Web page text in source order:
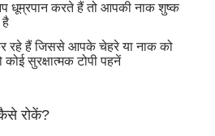
धूम्रपान करते हैं तो आपकी नाक शुष्क
है
रहे हैं जिससे आपके चेहरे या नाक को
सुरक्षात्मक टोपी पहनें
रोकें?